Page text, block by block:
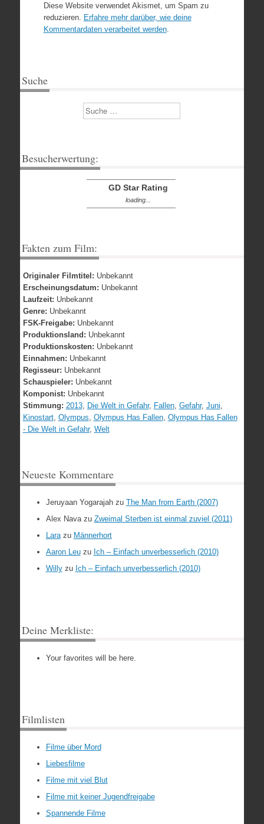
Diese Website verwendet Akismet, um Spam zu
reduzieren. Erfahre mehr darüber, wie deine
Kommentardaten verarbeitet werden.
Suche
Suchen
Besucherwertung:
GD Star Rating
loading...
Fakten zum Film:
Originaler Filmtitel: Unbekannt
Erscheinungsdatum: Unbekannt
Laufzeit: Unbekannt
Genre: Unbekannt
FSK-Freigabe: Unbekannt
Produktionsland: Unbekannt
Produktionskosten: Unbekannt
Einnahmen: Unbekannt
Regisseur: Unbekannt
Schauspieler: Unbekannt
Komponist: Unbekannt
Stimmung: 2013, Die Welt in Gefahr, Fallen, Gefahr, Juni,
Kinostart, Olympus, Olympus Has Fallen, Olympus Has Fallen
- Die Welt in Gefahr, Welt
Neueste Kommentare
Jeruyaan Yogarajahzu The Man from Earth (2007)
Alex Navazu Zweimal Sterben ist einmal zuviel (2011)
Larazu Männerhort
Aaron Leuzu Ich – Einfach unverbesserlich (2010)
Willyzu Ich – Einfach unverbesserlich (2010)
Deine Merkliste:
Your favorites will be here.
Filmlisten
Filme über Mord
Liebesfilme
Filme mit viel Blut
Filme mit keiner Jugendfreigabe
Spannende Filme